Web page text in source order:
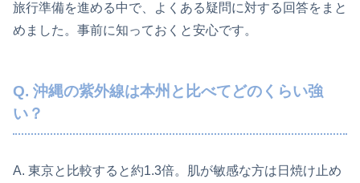
旅行準備を進める中で、よくある疑問に対する回答をまと
めました。事前に知っておくと安心です。
Q. 沖縄の紫外線は本州と比べてどのくらい強
い？
A. 東京と比較すると約1.3倍。肌が敏感な方は日焼け止め